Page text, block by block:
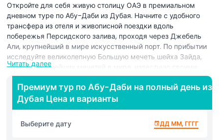
Откройте для себя живую столицу ОАЭ в премиальном
дневном туре по Абу-Даби из Дубая. Начните с удобного
трансфера из отеля и живописной поездки вдоль
побережья Персидского залива, проходя через Джебель
Али, крупнейший в мире искусственный порт. По прибытии
исследуйте великолепную Большую мечеть шейха Зайда,
одну из крупнейших мечетей в мире, известную своими
беломраморными куполами, сверкающими люстрами и
сложным исламским искусством. Продолжите по
живописному Корниш Абу-Даби, усеянному кафе,
велодорожками и песчаными пляжами, перед фотопаузой у
роскошного Emirates Palace. Затем поднимитесь на
смотровую площадку башен Etihad Towers, откуда
Читать далее
Премиум тур по Абу-Даби на полный день из
Дубая Цена и варианты
Выберите дату ДД ММ, ГГГГ